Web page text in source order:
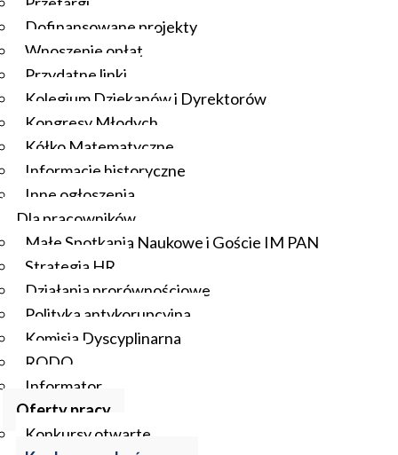
Dofinansowane projekty
Wnoszenie opłat
Przydatne linki
Kolegium Dziekanów i Dyrektorów
Kongresy Młodych
Kółko Matematyczne
Informacje historyczne
Inne ogłoszenia
Dla pracowników
Małe Spotkania Naukowe i Goście IM PAN
Strategia HR
Działania prorównościowe
Polityka antykorupcyjna
Komisja Dyscyplinarna
RODO
Informator
Oferty pracy
Konkursy otwarte